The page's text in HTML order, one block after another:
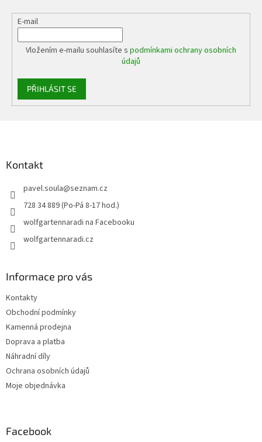
E-mail
Vložením e-mailu souhlasíte s podmínkami ochrany osobních
údajů
PŘIHLÁSIT SE
Kontakt
pavel.soula@seznam.cz
728 34 889 (Po-Pá 8-17 hod.)
wolfgartennaradi na Facebooku
wolfgartennaradi.cz
Informace pro vás
Kontakty
Obchodní podmínky
Kamenná prodejna
Doprava a platba
Náhradní díly
Ochrana osobních údajů
Moje objednávka
Facebook